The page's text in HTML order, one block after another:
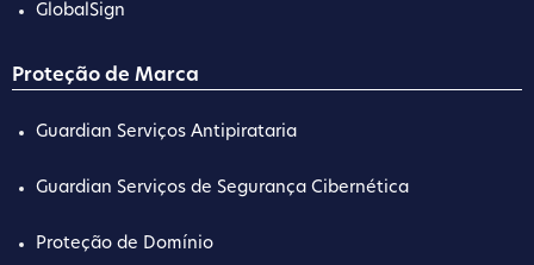
GlobalSign
Proteção de Marca
Guardian Serviços Antipirataria
Guardian Serviços de Segurança Cibernética
Proteção de Domínio